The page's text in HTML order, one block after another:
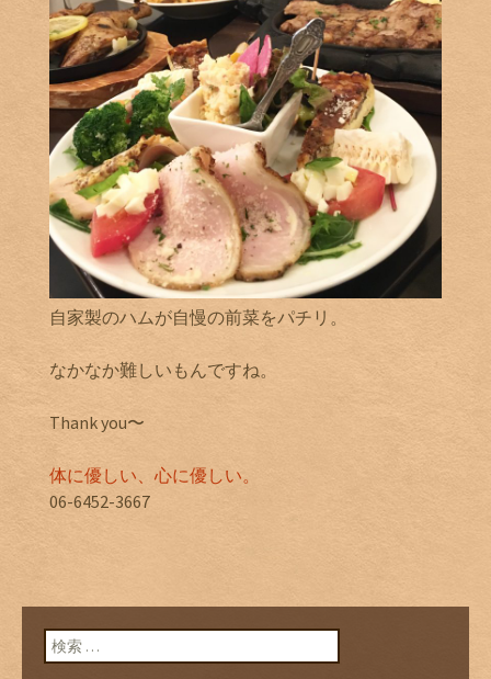
自家製のハムが自慢の前菜をパチリ。
なかなか難しいもんですね。
Thank you〜
体に優しい、心に優しい。
06-6452-3667
検索: